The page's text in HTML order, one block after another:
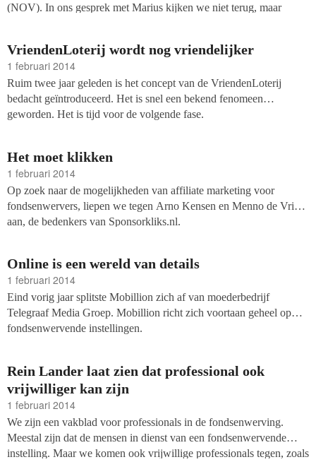
(NOV). In ons gesprek met Marius kijken we niet terug, maar
VriendenLoterij wordt nog vriendelijker
1 februari 2014
Ruim twee jaar geleden is het concept van de VriendenLoterij
bedacht geïntroduceerd. Het is snel een bekend fenomeen
geworden. Het is tijd voor de volgende fase.
Het moet klikken
1 februari 2014
Op zoek naar de mogelijkheden van affiliate marketing voor
fondsenwervers, liepen we tegen Arno Kensen en Menno de Vries
aan, de bedenkers van Sponsorkliks.nl.
Online is een wereld van details
1 februari 2014
Eind vorig jaar splitste Mobillion zich af van moederbedrijf
Telegraaf Media Groep. Mobillion richt zich voortaan geheel op
fondsenwervende instellingen.
Rein Lander laat zien dat professional ook
vrijwilliger kan zijn
1 februari 2014
We zijn een vakblad voor professionals in de fondsenwerving.
Meestal zijn dat de mensen in dienst van een fondsenwervende
instelling. Maar we komen ook vrijwillige professionals tegen, zoals